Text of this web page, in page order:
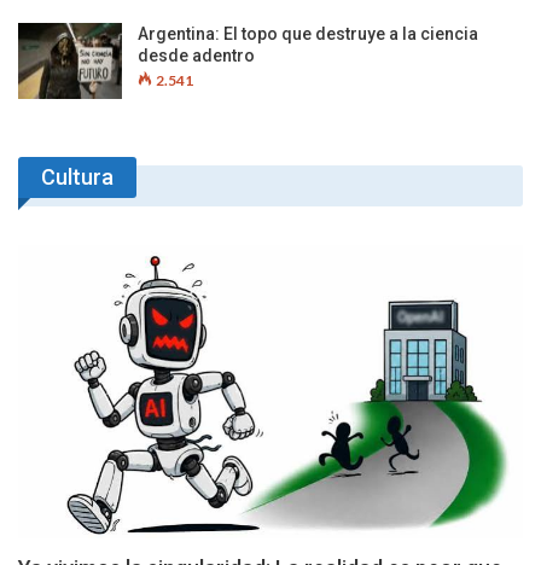
Argentina: El topo que destruye a la ciencia
desde adentro
2.541
Cultura